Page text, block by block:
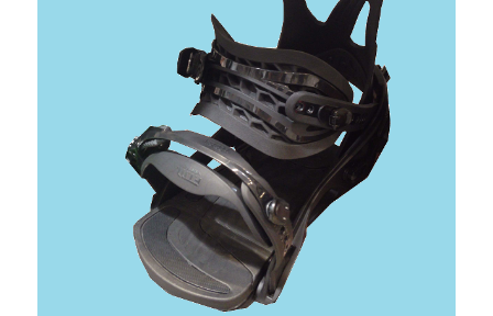
スノーボード初心者の板の選び方とおすすめ
スノーボード初心者のブーツの選び方とおすすめ
スノーボード初心者のビンディング（バインディング）選び方
スノーボード初心者のウェア・ゴーグルの選び方とおすすめ
スノーボード初心者のワックスの選び方とおすすめ